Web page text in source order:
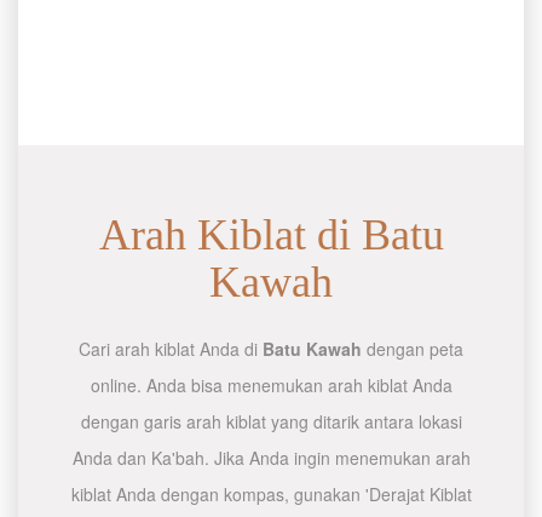
Arah Kiblat di Batu
Kawah
Cari arah kiblat Anda di Batu Kawah dengan peta
online. Anda bisa menemukan arah kiblat Anda
dengan garis arah kiblat yang ditarik antara lokasi
Anda dan Ka'bah. Jika Anda ingin menemukan arah
kiblat Anda dengan kompas, gunakan 'Derajat Kiblat